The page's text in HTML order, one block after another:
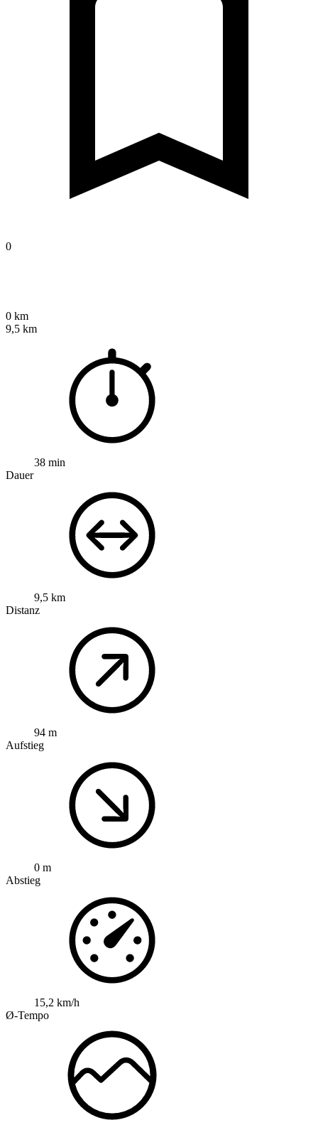
0
0 km
9,5 km
38 min
Dauer
9,5 km
Distanz
94 m
Aufstieg
0 m
Abstieg
15,2 km/h
Ø-Tempo